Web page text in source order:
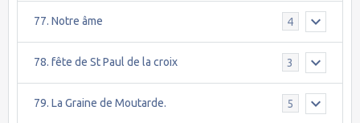
77. Notre âme 4
78. fête de St Paul de la croix 3
79. La Graine de Moutarde. 5